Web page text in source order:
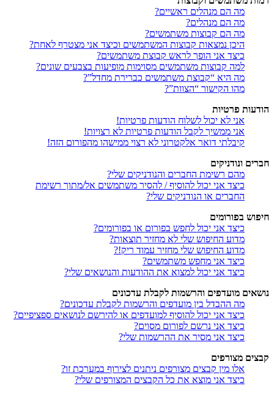
מה הם מנהלים ראשיים?
מה הם מנהלים?
מה הם קבוצות משתמשים?
היכן נמצאות קבוצות המשתמשים וכיצד אני מצטרף לאחת?
כיצד אני הופך לראש קבוצת משתמשים?
למה קבוצות משתמשים מסוימות מופיעות בצבעים שונים?
מה היא “קבוצת משתמשים כברירת מחדל”?
מהו הקישור “הצוות”?
הודעות פרטיות
אני לא יכול לשלוח הודעות פרטיות!
אני ממשיך לקבל הודעות פרטיות לא רצויות!
קיבלתי דואר אלקטרוני לא רצוי ממישהו מהפורום הזה!
חברים ונודניקים
מהם רשימת החברים והנודניקים שלי?
כיצד אני יכול להוסיף / להסיר משתמשים אל/מתוך רשימת
החברים או הנודניקים שלי?
חיפוש בפורומים
כיצד אני יכול לחפש בפורום או בפורומים?
מדוע החיפוש שלי לא מחזיר תוצאות?
מדוע החיפוש שלי מחזיר עמוד ריק!?
כיצד אני מחפש משתמשים?
כיצד אני יכול למצוא את ההודעות והנושאים שלי?
נושאים מועדפים והרשמות לקבלת עדכונים
מה ההבדל בין מועדפים והרשמות לקבלת עדכונים?
כיצד אני יכול להוסיף למועדפים או להירשם לנושאים ספציפיים?
כיצד אני נרשם לפורום מסוים?
כיצד אני מסיר את ההרשמות שלי?
קבצים מצורפים
אלו מין קבצים מצורפים ניתנים לצירוף במערכת זו?
כיצד אני מוצא את כל הקבצים המצורפים שלי?